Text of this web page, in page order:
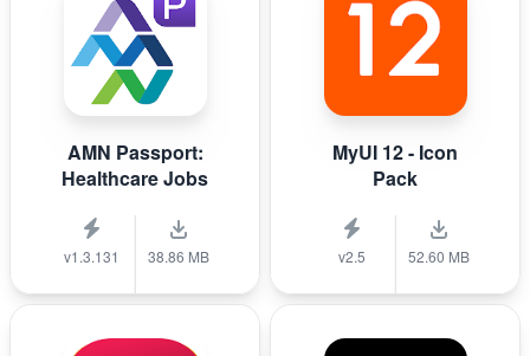
AMN Passport:
Healthcare Jobs
v1.3.131 38.86 MB
MyUI 12 - Icon
Pack
v2.5 52.60 MB